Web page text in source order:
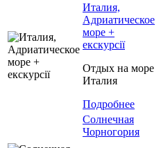
Италия,
Адриатическое
море +
екскурсії
Отдых на море
Италия
Подробнее
Солнечная
Чорногория